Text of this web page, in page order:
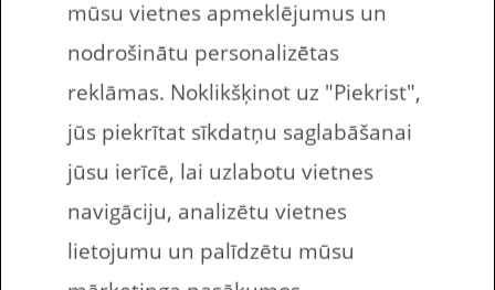
Darba lapā esošo vārdu krājums
Lidot
Fly
Peldēt
Swim
Rāpties
Climb
Lekt
Jump
mūsu vietnes apmeklējumus un
nodrošinātu personalizētas
reklāmas. Noklikšķinot uz "Piekrist",
jūs piekrītat sīkdatņu saglabāšanai
jūsu ierīcē, lai uzlabotu vietnes
navigāciju, analizētu vietnes
lietojumu un palīdzētu mūsu